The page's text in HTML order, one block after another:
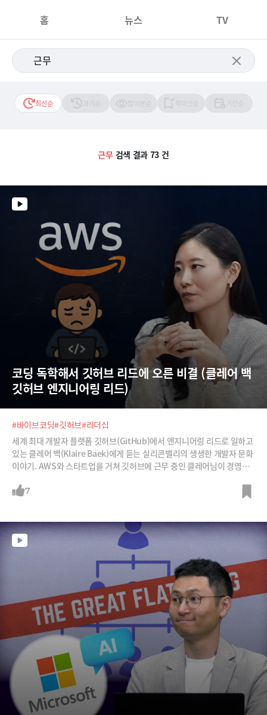
홈 뉴스 TV
최신순
근무검색 결과 73 건
코딩 독학해서 깃허브 리드에 오른 비결 (클레어 백
깃허브 엔지니어링 리드)
#바이브코딩#깃허브#리더십
세계 최대 개발자 플랫폼 깃허브(GitHub)에서 엔지니어링 리드로 일하고
있는 클레어 백(Klaire Baek)에게 듣는 실리콘밸리의 생생한 개발자 문화
이야기. AWS와 스타트업을 거쳐 깃허브에 근무 중인 클레어님이 경영을
함께 들어보시죠.
7